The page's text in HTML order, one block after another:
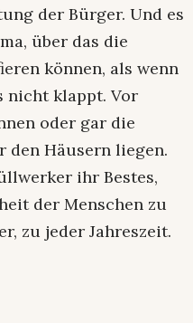
der Bürger. Und es
über das die
können, als wenn
nicht klappt. Vor
oder gar die
den Häusern liegen.
ihr Bestes,
der Menschen zu
zu jeder Jahreszeit.